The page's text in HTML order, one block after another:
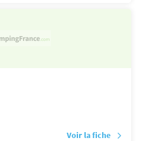
Voir la fiche